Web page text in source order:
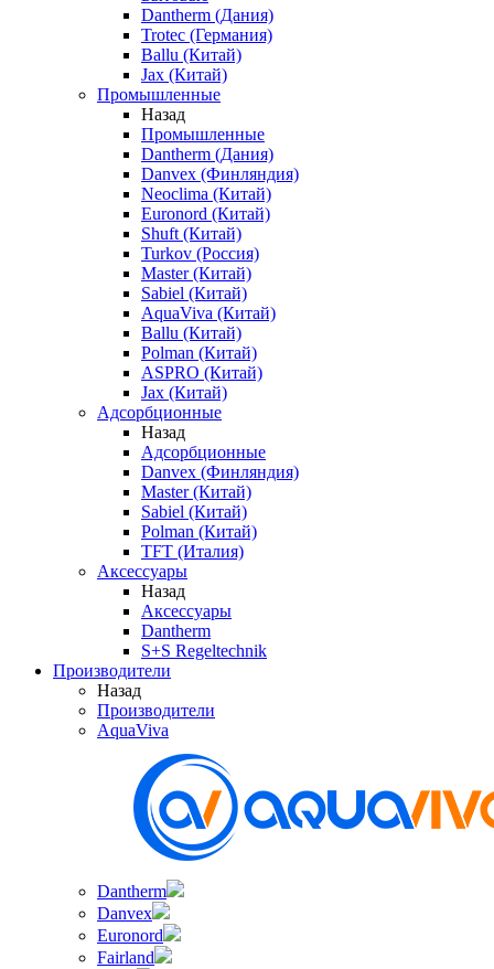
Dantherm (Дания)
Trotec (Германия)
Ballu (Китай)
Jax (Китай)
Промышленные
Назад
Промышленные
Dantherm (Дания)
Danvex (Финляндия)
Neoclima (Китай)
Euronord (Китай)
Shuft (Китай)
Turkov (Россия)
Master (Китай)
Sabiel (Китай)
AquaViva (Китай)
Ballu (Китай)
Polman (Китай)
ASPRO (Китай)
Jax (Китай)
Адсорбционные
Назад
Адсорбционные
Danvex (Финляндия)
Master (Китай)
Sabiel (Китай)
Polman (Китай)
TFT (Италия)
Аксессуары
Назад
Аксессуары
Dantherm
S+S Regeltechnik
Производители
Назад
Производители
AquaViva
Dantherm
Danvex
Euronord
Fairland